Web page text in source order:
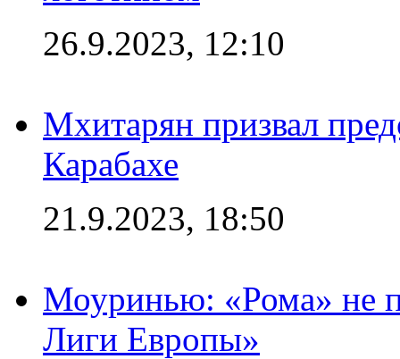
26.9.2023, 12:10
Мхитарян призвал
Карабахе
21.9.2023, 18:50
Моуринью: «Рома» не
Лиги Европы»